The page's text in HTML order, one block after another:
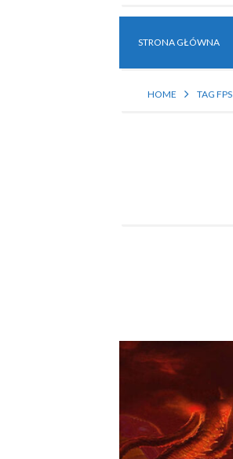
STRONA GŁÓWNA
HOME TAG FPS